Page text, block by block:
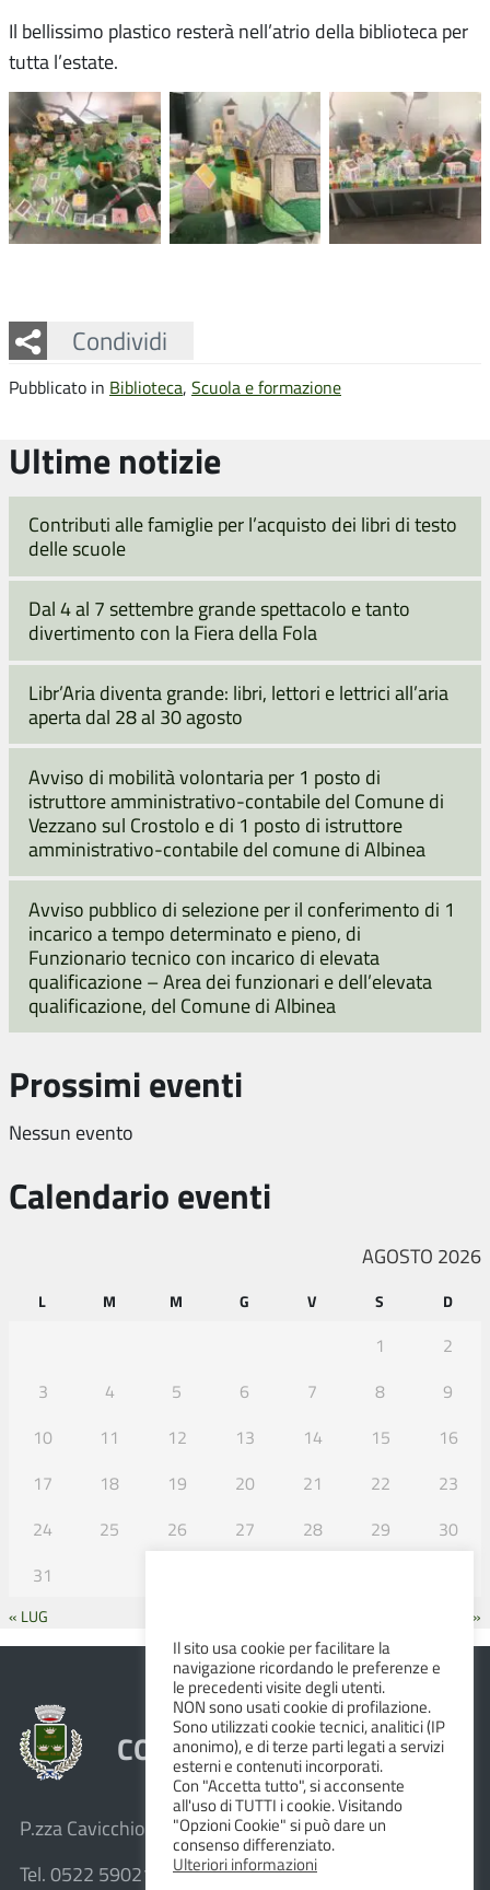
Il bellissimo plastico resterà nell’atrio della biblioteca per
tutta l’estate.
Condividi
Facebook
Twitter
Whatsapp
Pubblicato in Biblioteca, Scuola e formazione
Ultime notizie
Contributi alle famiglie per l’acquisto dei libri di testo
delle scuole
Dal 4 al 7 settembre grande spettacolo e tanto
divertimento con la Fiera della Fola
Libr’Aria diventa grande: libri, lettori e lettrici all’aria
aperta dal 28 al 30 agosto
Avviso di mobilità volontaria per 1 posto di
istruttore amministrativo-contabile del Comune di
Vezzano sul Crostolo e di 1 posto di istruttore
amministrativo-contabile del comune di Albinea
Avviso pubblico di selezione per il conferimento di 1
incarico a tempo determinato e pieno, di
Funzionario tecnico con incarico di elevata
qualificazione – Area dei funzionari e dell’elevata
qualificazione, del Comune di Albinea
Prossimi eventi
Nessun evento
Calendario eventi
AGOSTO 2026
L M M G V S D
1
2
3
4 5 6 7 8
9
10
11 12 13 14 15
16
17
18 19 20 21 22
23
24
25 26 27 28 29
30
31
« LUG SET »
COMUNE DI ALBINEA
P.zza Cavicchioni, 8 – 42020 Albinea (R.E.)
Tel. 0522 590211 – Fax 0522 590236
Il sito usa cookie per facilitare la
navigazione ricordando le preferenze e
le precedenti visite degli utenti.
NON sono usati cookie di profilazione.
Sono utilizzati cookie tecnici, analitici (IP
anonimo), e di terze parti legati a servizi
esterni e contenuti incorporati.
Con "Accetta tutto", si acconsente
all'uso di TUTTI i cookie. Visitando
"Opzioni Cookie" si può dare un
consenso differenziato.
Ulteriori informazioni